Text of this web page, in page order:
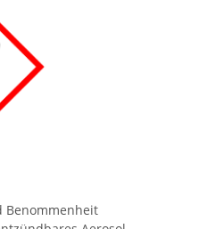
Benommenheit